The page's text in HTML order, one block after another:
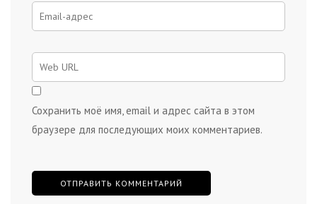
Сохранить моё имя, email и адрес сайта в этом
браузере для последующих моих комментариев.